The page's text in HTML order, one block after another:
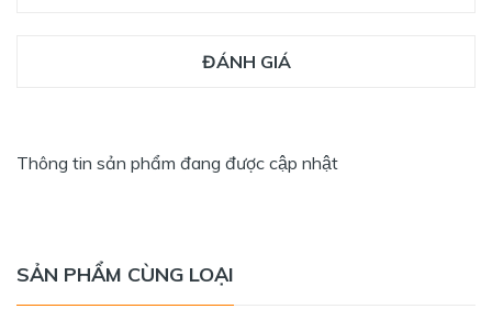
ĐÁNH GIÁ
Thông tin sản phẩm đang được cập nhật
SẢN PHẨM CÙNG LOẠI